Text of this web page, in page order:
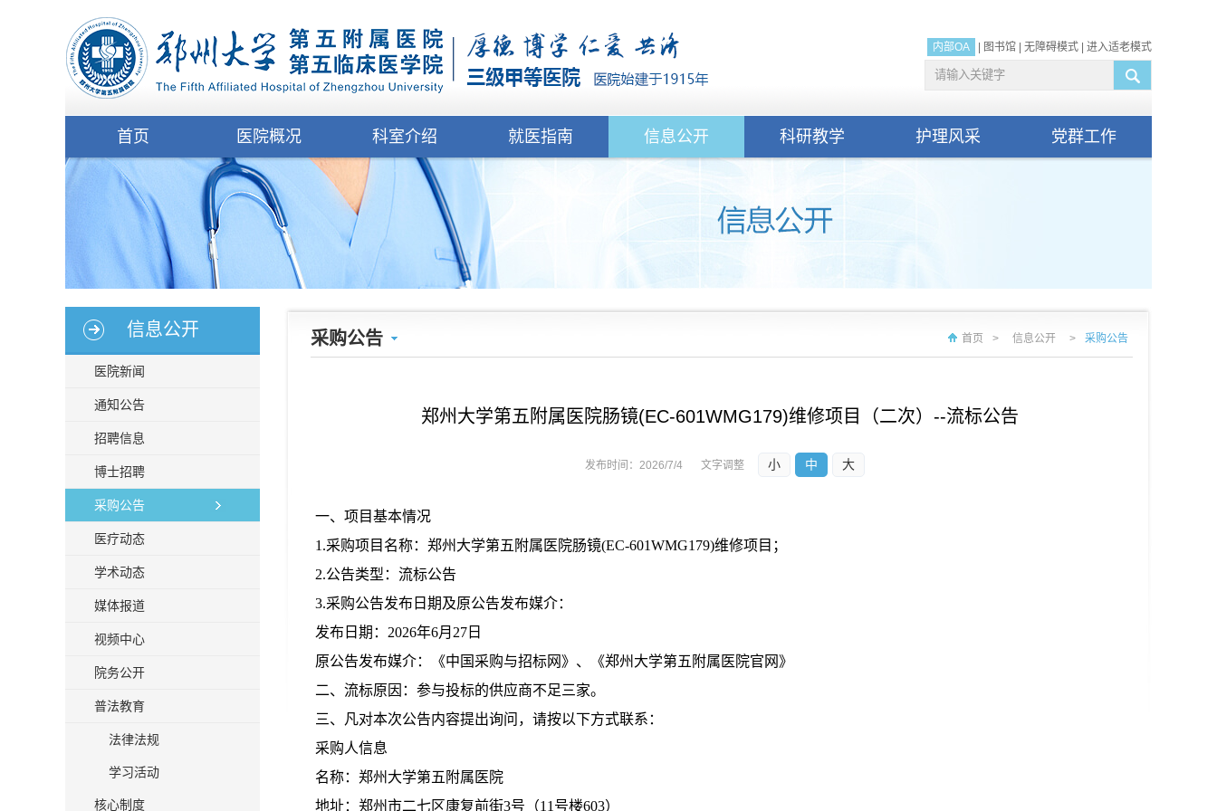
内部OA 图书馆 无障碍模式 进入适老模式
首页 医院概况 科室介绍 就医指南 信息公开 科研教学 护理风采 党群工作
信息公开
医院新闻
通知公告
招聘信息
博士招聘
采购公告
医疗动态
学术动态
媒体报道
视频中心
院务公开
普法教育
法律法规
学习活动
核心制度
采购公告 首页 > 信息公开 > 采购公告
郑州大学第五附属医院肠镜(EC-601WMG179)维修项目（二次）--流标公告
发布时间： 2026/7/4 文字调整 小 中 大
一、项目基本情况
1.采购项目名称： 郑州大学第五附属医院肠镜(EC-601WMG179)维修项目；
2.公告类型：流标公告
3.采购公告发布日期及原公告发布媒介：
发布日期： 2026年6月 27 日
原公告发布媒介：《中国采购与招标网》、《郑州大学第五附属医院官网》
二、流标原因：参与投标的供应商不足三家。
三、凡对本次公告内容提出询问，请按以下方式联系：
采购人信息
名称：郑州大学第五附属医院
地址：郑州市二七区康复前街3号（11号楼603）